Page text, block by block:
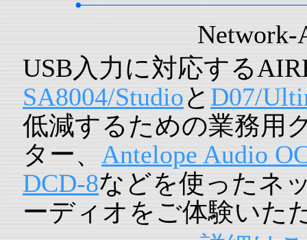
Network-
USB入力に対応する
SA8004/StudioとD07/
低減するための業務用
ター、Antelope Audio
DCD-8などを使ったネ
ーディオをご体験いた